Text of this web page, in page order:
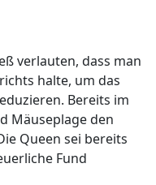
verlauten, dass man
halte, um das
Bereits im
Mäuseplage den
Queen sei bereits
Fund